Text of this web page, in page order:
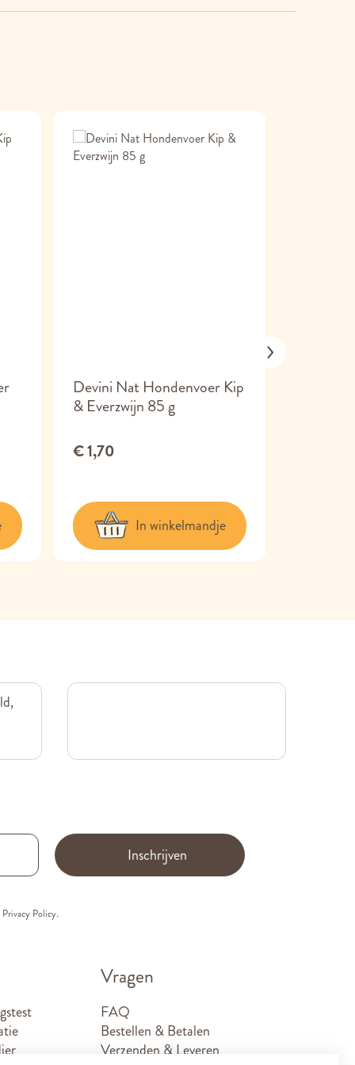
Devini Nat Hondenvoer Kip
& Everzwijn 85 g
€ 1,70
In winkelmandje
Inschrijven
Privacy Policy.
Vragen
FAQ
Bestellen & Betalen
Verzenden & Leveren